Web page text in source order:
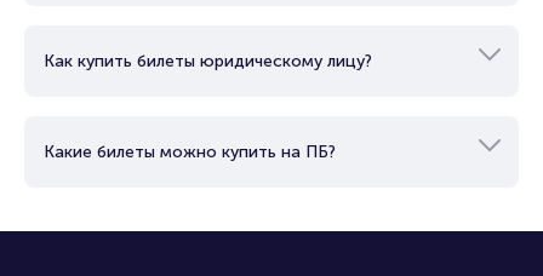
Как купить билеты юридическому лицу?
Какие билеты можно купить на ПБ?